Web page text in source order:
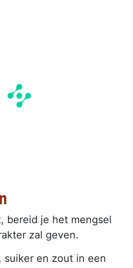
bereid je het mengsel
zal geven.
suiker en zout in een